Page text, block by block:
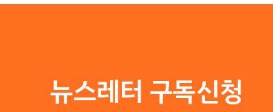
뉴스레터 구독신청